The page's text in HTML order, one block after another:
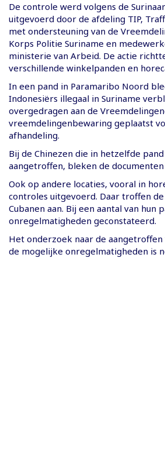
De controle werd volgens de
uitgevoerd door de afdeling TIP,
met ondersteuning van de
Korps Politie Suriname en
ministerie van Arbeid. De actie
verschillende winkelpanden en
In een pand in Paramaribo Noord
Indonesiërs illegaal in Suriname
overgedragen aan de
vreemdelingenbewaring geplaatst
afhandeling.
Bij de Chinezen die in hetzelfde
aangetroffen, bleken de
Ook op andere locaties, vooral in
controles uitgevoerd. Daar troffen
Cubanen aan. Bij een aantal van hun
onregelmatigheden geconstateerd.
Het onderzoek naar de
de mogelijke onregelmatigheden is